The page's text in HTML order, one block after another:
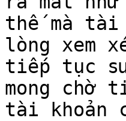
thế mà tài
lòng xem
tiếp tục sử
mong
tài khoản